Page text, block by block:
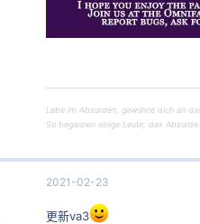
Lebe im Absurden, gewöhne dich an
So begannen einige Leute, das
2021-02-23
更新va3